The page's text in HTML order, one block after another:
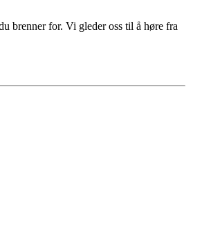
brenner for. Vi gleder oss til å høre fra